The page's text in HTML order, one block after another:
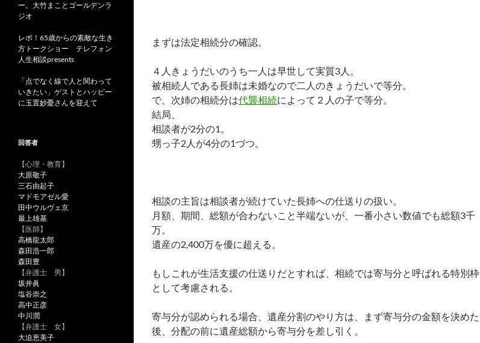
まずは法定相続分の確認。
４人きょうだいのうち一人は早世して実質3人。
被相続人である長姉は未婚なので二人のきょうだいで等分。
で、次姉の相続分は代襲相続によって２人の子で等分。
結局、
相談者が2分の1。
甥っ子2人が4分の1づつ。
相談の主旨は相談者が続けていた長姉への仕送りの扱い。
月額、期間、総額が合わないこと半端ないが、一番小さい数値でも総額3千
万。
遺産の2,400万を優に超える。
もしこれが生活支援の仕送りだとすれば、相続では寄与分と呼ばれる特別枠
として考慮される。
寄与分が認められる場合、遺産分割のやり方は、まず寄与分の金額を決めた
後、分配の前に遺産総額から寄与分を差し引く。
ー。大竹まことゴールデンラ
ジオ
レポ！65歳からの素敵な生き
方トークショー テレフォン
人生相談presents
「点でなく線で人と関わって
いきたい」ゲストとハッピー
に玉置妙憂さんを迎えて
回答者
【心理・教育】
大原敬子
三石由起子
マドモアゼル愛
田中ウルヴェ京
最上雄基
【医師】
高橋龍太郎
森田浩一郎
森田豊
【弁護士 男】
坂井眞
塩谷崇之
高中正彦
中川潤
【弁護士 女】
大迫恵美子